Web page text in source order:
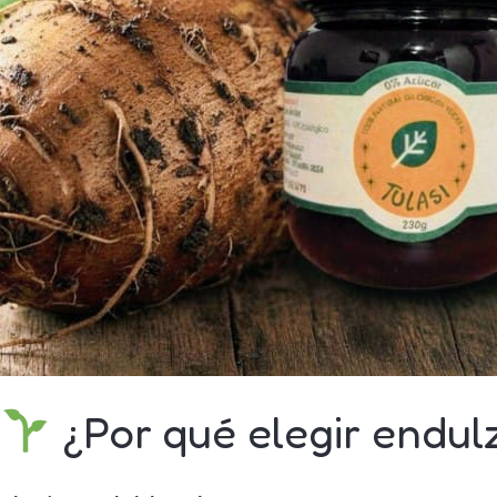
¿Por qué elegir